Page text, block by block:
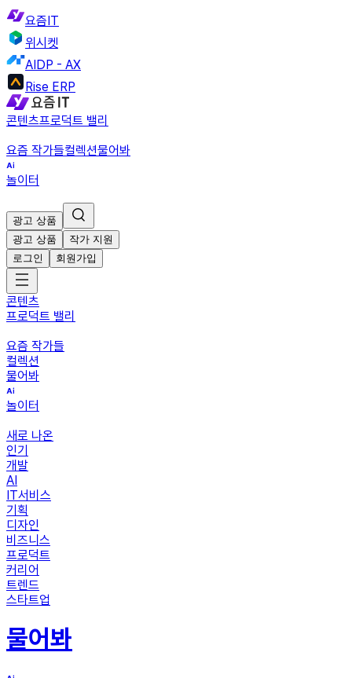
요즘IT
위시켓
AIDP - AX
Rise ERP
콘텐츠프로덕트 밸리
요즘 작가들컬렉션물어봐
놀이터
광고 상품
광고 상품
작가 지원
로그인
회원가입
콘텐츠
프로덕트 밸리
요즘 작가들
컬렉션
물어봐
놀이터
새로 나온
인기
개발
AI
IT서비스
기획
디자인
비즈니스
프로덕트
커리어
트렌드
스타트업
물어봐